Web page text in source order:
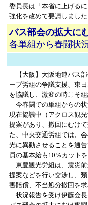
委員長は「本省に上げる
強化を改めて要請しました
バス部会の拡大に
各単組から春闘状
【大阪】大阪地連バス
ープ労組の争議支援、東
を協議し、激変の時こそ
今春闘での単組からの
現在協議中（アクロス観
提案があり、撤回にむけ
た、中央交通労組では、
光に異動させることを通
員の基本給も10％カット
東豊観光労組は、震災
提案などを行い交渉し、
害賠償、不当処分撤回を
状況報告を受け伊藤会長